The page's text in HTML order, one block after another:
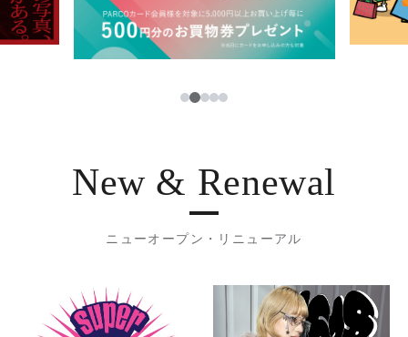
JP
1234
New & Renewal
ニューオープン・リニューアル